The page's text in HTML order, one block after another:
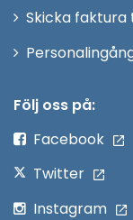
Skicka faktura
Följ oss på:
Facebook
Twitter
Instagram